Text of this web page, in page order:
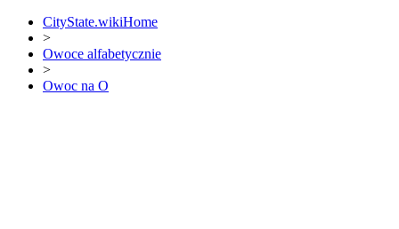
CityState.wikiHome
>
Owoce alfabetycznie
>
Owoc na O